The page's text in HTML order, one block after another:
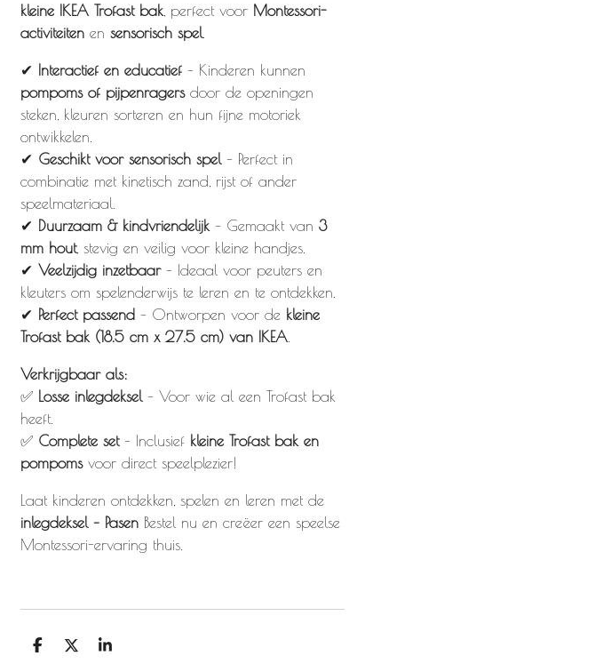
kleine IKEA Trofast bak , perfect voor Montessori-
activiteiten en sensorisch spel.
✔ Interactief en educatief – Kinderen kunnen
pompoms of pijpenragersdoor de openingen
steken, kleuren sorteren en hun fijne motoriek
ontwikkelen.
✔ Geschikt voor sensorisch spel– Perfect in
combinatie met kinetisch zand, rijst of ander
speelmateriaal.
✔ Duurzaam & kindvriendelijk – Gemaakt van 3
mm hout, stevig en veilig voor kleine handjes.
✔ Veelzijdig inzetbaar– Ideaal voor peuters en
kleuters om spelenderwijs te leren en te ontdekken.
✔ Perfect passend – Ontworpen voor de kleine
Trofast bak (18.5 cm x 27.5 cm) van IKEA
Verkrijgbaar als:
✅ Losse inlegdeksel– Voor wie al een Trofast bak
heeft.
✅ Complete set– Inclusief kleine Trofast bak en
pompomsvoor direct speelplezier!
Laat kinderen ontdekken, spelen en leren met de
inlegdeksel – Pasen Bestel nu en creëer een speelse
Montessori-ervaring thuis.
D
D
S